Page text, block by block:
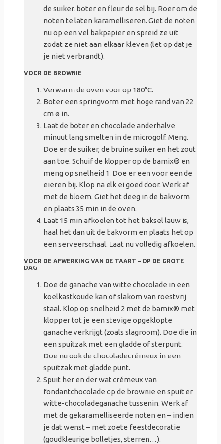
de suiker, boter en fleur de sel bij. Roer om de
noten te laten karamelliseren. Giet de noten
nu op een vel bakpapier en spreid ze uit
zodat ze niet aan elkaar kleven (let op dat je
je niet verbrandt).
VOOR DE BROWNIE
Verwarm de oven voor op 180°C.
Boter een springvorm met hoge rand van 22
cm ø in.
Laat de boter en chocolade anderhalve
minuut lang smelten in de microgolf. Meng.
Doe er de suiker, de bruine suiker en het zout
aan toe. Schuif de klopper op de bamix® en
meng op snelheid 1. Doe er een voor een de
eieren bij. Klop na elk ei goed door. Werk af
met de bloem. Giet het deeg in de bakvorm
en plaats 35 min in de oven.
Laat 15 min afkoelen tot het baksel lauw is,
haal het dan uit de bakvorm en plaats het op
een serveerschaal. Laat nu volledig afkoelen.
VOOR DE AFWERKING VAN DE TAART – OP DE GROTE
DAG
Doe de ganache van witte chocolade in een
koelkastkoude kan of slakom van roestvrij
staal. Klop op snelheid 2 met de bamix® met
klopper tot je een stevige opgeklopte
ganache verkrijgt (zoals slagroom). Doe die in
een spuitzak met een gladde of sterpunt.
Doe nu ook de chocoladecrémeux in een
spuitzak met gladde punt.
Spuit her en der wat crémeux van
fondantchocolade op de brownie en spuit er
witte-chocoladeganache tussenin. Werk af
met de gekaramelliseerde noten en – indien
je dat wenst – met zoete feestdecoratie
(goudkleurige bolletjes, sterren…).